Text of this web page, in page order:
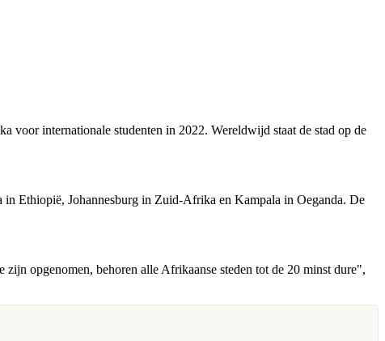
voor internationale studenten in 2022. Wereldwijd staat de stad op de
Ethiopië, Johannesburg in Zuid-Afrika en Kampala in Oeganda. De
opgenomen, behoren alle Afrikaanse steden tot de 20 minst dure",